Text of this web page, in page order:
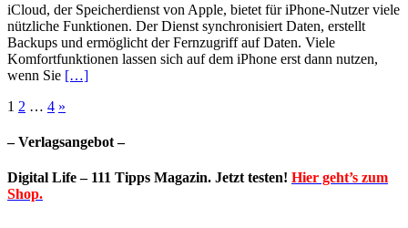
iCloud, der Speicherdienst von Apple, bietet für iPhone-Nutzer viele
nützliche Funktionen. Der Dienst synchronisiert Daten, erstellt
Backups und ermöglicht der Fernzugriff auf Daten. Viele
Komfortfunktionen lassen sich auf dem iPhone erst dann nutzen,
wenn Sie […]
Beitragsnavigation
1 2 … 4 »
– Verlagsangebot –
Digital Life – 111 Tipps Magazin. Jetzt testen! Hier geht’s zum
Shop.